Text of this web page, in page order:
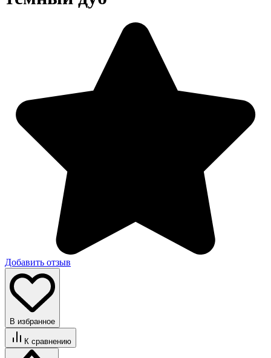
Добавить отзыв
В избранное
К сравнению